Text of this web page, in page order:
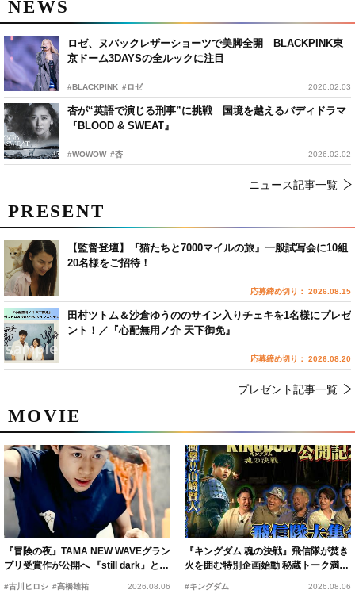
NEWS
ロゼ、ヌバックレザーショーツで美脚全開 BLACKPINK東
京ドーム3DAYSの全ルックに注目
#BLACKPINK #ロゼ 2026.02.03
杏が“英語で演じる刑事”に挑戦 国境を越えるバディドラマ
『BLOOD & SWEAT』
#WOWOW #杏 2026.02.02
ニュース記事一覧
MOVIE
『冒険の夜』TAMA NEW WAVEグラン
プリ受賞作が公開へ 『still dark』と同
時上映決定
#古川ヒロシ #髙橋雄祐 2026.08.06
『キングダム 魂の決戦』飛信隊が焚き
火を囲む特別企画始動 秘蔵トーク満載
の“キングダムキャンプ”開催
#キングダム 2026.08.06
PRESENT
【監督登壇】『猫たちと7000マイルの旅』一般試写会に10組
20名様をご招待！
応募締め切り： 2026.08.15
田村ツトム＆沙倉ゆうののサイン入りチェキを1名様にプレゼ
ント！／『心配無用ノ介 天下御免』
応募締め切り： 2026.08.20
プレゼント記事一覧